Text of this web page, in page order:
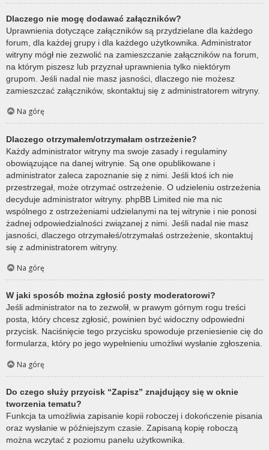
Dlaczego nie mogę dodawać załączników?
Uprawnienia dotyczące załączników są przydzielane dla każdego
forum, dla każdej grupy i dla każdego użytkownika. Administrator
witryny mógł nie zezwolić na zamieszczanie załączników na forum,
na którym piszesz lub przyznał uprawnienia tylko niektórym
grupom. Jeśli nadal nie masz jasności, dlaczego nie możesz
zamieszczać załączników, skontaktuj się z administratorem witryny.
Na górę
Dlaczego otrzymałem/otrzymałam ostrzeżenie?
Każdy administrator witryny ma swoje zasady i regulaminy
obowiązujące na danej witrynie. Są one opublikowane i
administrator zaleca zapoznanie się z nimi. Jeśli ktoś ich nie
przestrzegał, może otrzymać ostrzeżenie. O udzieleniu ostrzeżenia
decyduje administrator witryny. phpBB Limited nie ma nic
wspólnego z ostrzeżeniami udzielanymi na tej witrynie i nie ponosi
żadnej odpowiedzialności związanej z nimi. Jeśli nadal nie masz
jasności, dlaczego otrzymałeś/otrzymałaś ostrzeżenie, skontaktuj
się z administratorem witryny.
Na górę
W jaki sposób można zgłosić posty moderatorowi?
Jeśli administrator na to zezwolił, w prawym górnym rogu treści
posta, który chcesz zgłosić, powinien być widoczny odpowiedni
przycisk. Naciśnięcie tego przycisku spowoduje przeniesienie cię do
formularza, który po jego wypełnieniu umożliwi wysłanie zgłoszenia.
Na górę
Do czego służy przycisk “Zapisz” znajdujący się w oknie
tworzenia tematu?
Funkcja ta umożliwia zapisanie kopii roboczej i dokończenie pisania
oraz wysłanie w późniejszym czasie. Zapisaną kopię roboczą
można wczytać z poziomu panelu użytkownika.